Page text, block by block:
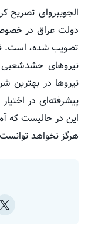
الجویبروای تصریح
دولت عراق در
تصویب شده، است.
نیروهای حشدشعبی
نیروها در بهترین
پیشرفته‌ای در
این در حالیست که
هرگز نخواهد